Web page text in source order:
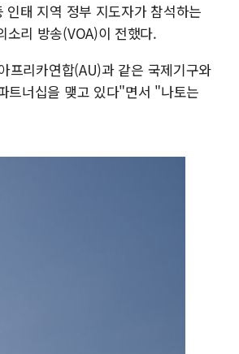
태 지역 정부 지도자가 참석하는
소리 방송(VOA)이 전했다.
프리카연합(AU)과 같은 국제기구와
트너십을 맺고 있다"면서 "나토는